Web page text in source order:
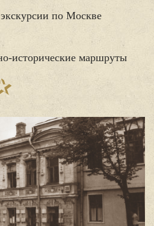
по Москве
исторические маршруты